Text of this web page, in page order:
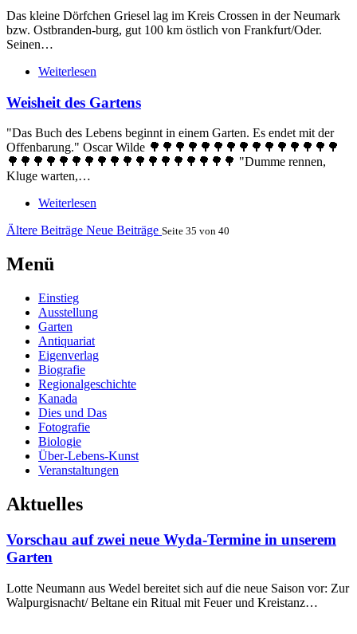
Das kleine Dörfchen Griesel lag im Kreis Crossen in der Neumark
bzw. Ostbranden-burg, gut 100 km östlich von Frankfurt/Oder.
Seinen…
Weiterlesen
Weisheit des Gartens
"Das Buch des Lebens beginnt in einem Garten. Es endet mit der
Offenbarung." Oscar Wilde 🌳🌳🌳🌳🌳🌳🌳🌳🌳🌳🌳🌳🌳🌳🌳
🌳🌳🌳🌳🌳🌳🌳🌳🌳🌳🌳🌳🌳🌳🌳🌳🌳🌳 "Dumme rennen,
Kluge warten,…
Weiterlesen
Ältere Beiträge Neue Beiträge Seite 35 von 40
Menü
Einstieg
Ausstellung
Garten
Antiquariat
Eigenverlag
Biografie
Regionalgeschichte
Kanada
Dies und Das
Fotografie
Biologie
Über-Lebens-Kunst
Veranstaltungen
Aktuelles
Vorschau auf zwei neue Wyda-Termine in unserem
Garten
Lotte Neumann aus Wedel bereitet sich auf die neue Saison vor: Zur
Walpurgisnacht/ Beltane ein Ritual mit Feuer und Kreistanz…